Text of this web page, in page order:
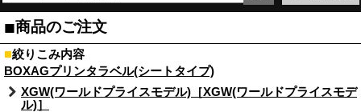
■商品のご注文
■絞りこみ内容
BOXAGプリンタラベル(シートタイプ)
XGW(ワールドプライスモデル)［XGW(ワールドプライスモデ
ル)］